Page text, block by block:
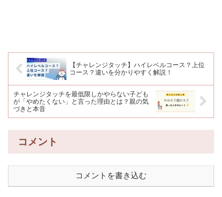
【チャレンジタッチ】ハイレベルコース？上位
コース？違いを分かりやすく解説！
チャレンジタッチを最低限しかやらない子ども
が「やめたくない」と言った理由とは？親の気
づきと本音
コメント
コメントを書き込む